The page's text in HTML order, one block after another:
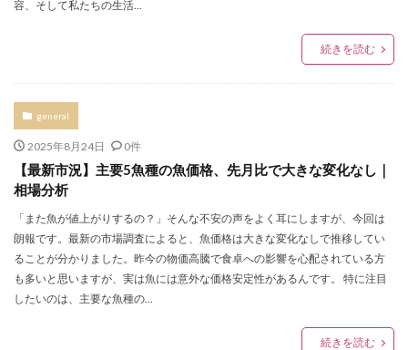
容、そして私たちの生活...
続きを読む
general
2025年8月24日 0件
【最新市況】主要5魚種の魚価格、先月比で大きな変化なし｜
相場分析
「また魚が値上がりするの？」そんな不安の声をよく耳にしますが、今回は
朗報です。最新の市場調査によると、魚価格は大きな変化なしで推移してい
ることが分かりました。昨今の物価高騰で食卓への影響を心配されている方
も多いと思いますが、実は魚には意外な価格安定性があるんです。 特に注目
したいのは、主要な魚種の...
続きを読む